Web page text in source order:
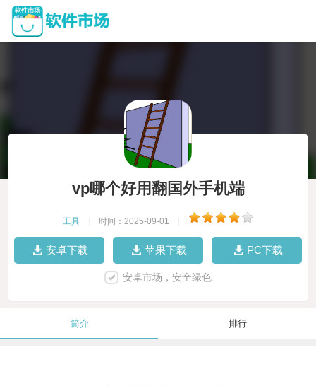
vp哪个好用翻国外手机端
工具 时间：2025-09-01
安卓下载 苹果下载 PC下载
安卓市场，安全绿色
简介 排行